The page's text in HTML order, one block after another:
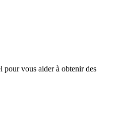
pour vous aider à obtenir des